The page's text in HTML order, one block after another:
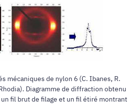
mécaniques de nylon 6 (C. Ibanes, R.
Diagramme de diffraction obtenu
un fil brut de filage et un fil étiré montrant